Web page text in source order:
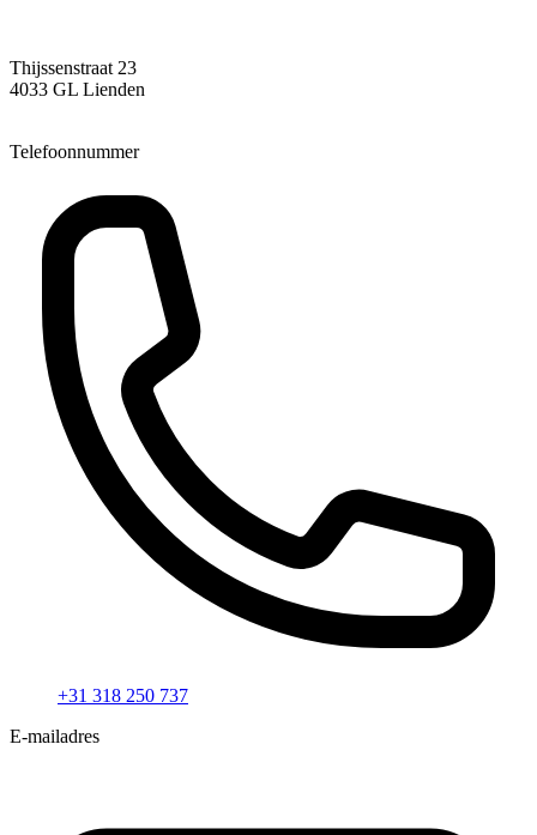
Thijssenstraat 23
4033 GL Lienden
Telefoonnummer
+31 318 250 737
E-mailadres